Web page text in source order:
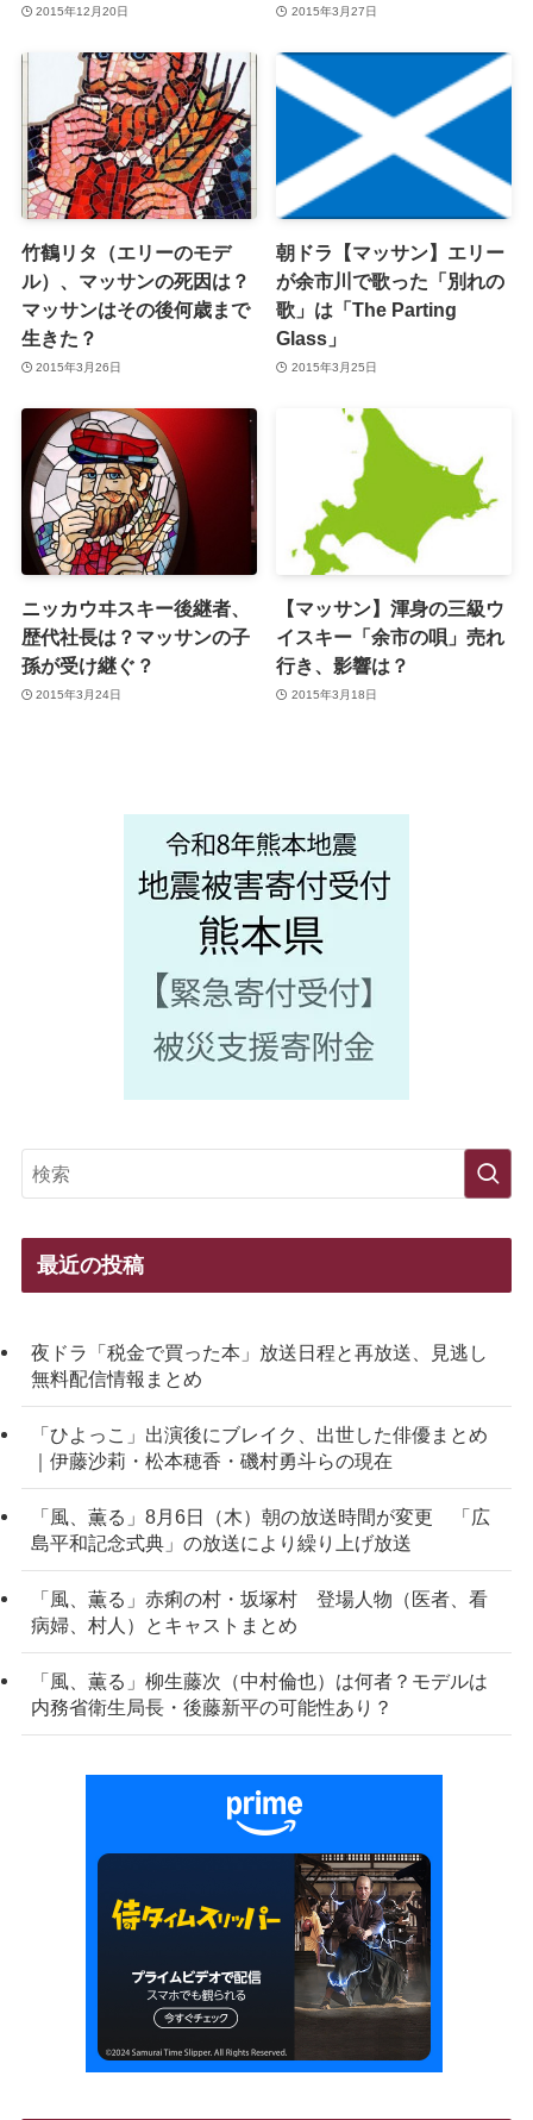
2015年12月20日 2015年3月27日
竹鶴リタ（エリーのモデ
ル）、マッサンの死因は？
マッサンはその後何歳まで
生きた？
2015年3月26日
朝ドラ【マッサン】エリー
が余市川で歌った「別れの
歌」は「The Parting
Glass」
2015年3月25日
ニッカウヰスキー後継者、
歴代社長は？マッサンの子
孫が受け継ぐ？
2015年3月24日
【マッサン】渾身の三級ウ
イスキー「余市の唄」売れ
行き、影響は？
2015年3月18日
最近の投稿
夜ドラ「税金で買った本」放送日程と再放送、見逃し
無料配信情報まとめ
「ひよっこ」出演後にブレイク、出世した俳優まとめ
｜伊藤沙莉・松本穂香・磯村勇斗らの現在
「風、薫る」8月6日（木）朝の放送時間が変更 「広
島平和記念式典」の放送により繰り上げ放送
「風、薫る」赤痢の村・坂塚村 登場人物（医者、看
病婦、村人）とキャストまとめ
「風、薫る」柳生藤次（中村倫也）は何者？モデルは
内務省衛生局長・後藤新平の可能性あり？